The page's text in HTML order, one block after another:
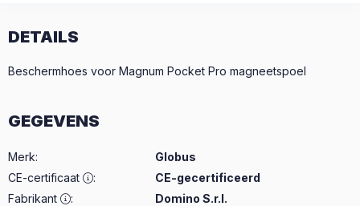
DETAILS
Beschermhoes voor Magnum Pocket Pro magneetspoel
GEGEVENS
Merk:
Globus
CE-certificaat
:
CE-gecertificeerd
Fabrikant
:
Domino S.r.l.